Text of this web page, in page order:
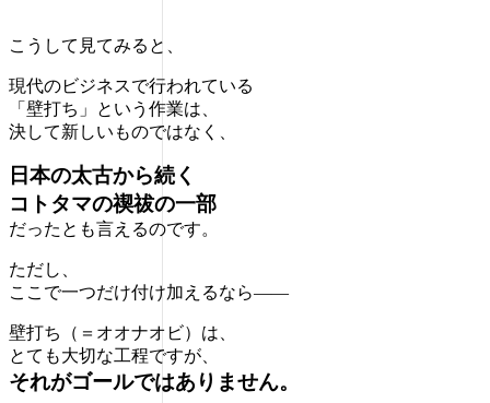
こうして見てみると、
現代のビジネスで行われている
「壁打ち」という作業は、
決して新しいものではなく、
日本の太古から続く
コトタマの禊祓の一部
だったとも言えるのです。
ただし、
ここで一つだけ付け加えるなら——
壁打ち（＝オオナオビ）は、
とても大切な工程ですが、
それがゴールではありません。